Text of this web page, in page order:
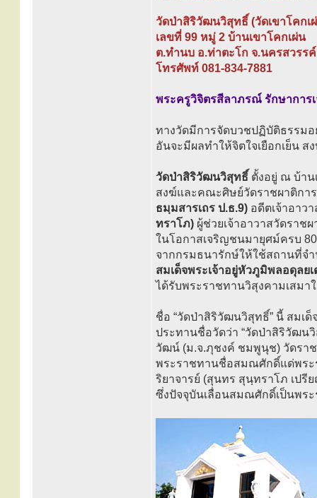
วัดป่าสิริวัฒนวิสุทธิ์ (วัดเขาโคกเ
เลขที่ 99 หมู่ 2 บ้านเขาโคกเผ่น
ต.ทำนบ อ.ท่าตะโก จ.นครสวรรค์
โทรศัพท์ 081-834-7881
พระครูวิจิตรสีลาภรณ์ รักษาการ
ทางวัดมีการจัดบวชปฏิบัติธรรมอ
อันจะมีผลทำให้จิตใจเยือกเย็น ส
วัดป่าสิริวัฒนวิสุทธิ์ ตั้งอยู่ ณ บ้าน
สงฆ์และคณะศิษย์วัดราชผาติกา
ธมฺมสารเถร ป.ธ.9) อดีตเจ้าอาว
ทราโภ) ผู้ช่วยเจ้าอาวาสวัดราช
ในโอกาสเจริญชนมายุศม์ครบ
จากกรมธนารักษ์ให้ใช้สถานที่จำ
สมเด็จพระเจ้าอยู่หัวภูมิพลอดุล
ได้รับพระราชทานวิสุงคามเสมา
ชื่อ “วัดป่าสิริวัฒนวิสุทธิ์” นี้ สมเ
ประทานชื่อวัดว่า “วัดป่าสิริวัฒน
วัฒน์ (ม.จ.ภุชงค์ ชมพูนุช) วัดรา
พระราชทานชื่อสมณศักดิ์แด่พร
ริยาจารย์ (สุนทร สุนฺทราโภ เปรี
ซึ่งปัจจุบันเลื่อนสมณศักดิ์เป็นพร